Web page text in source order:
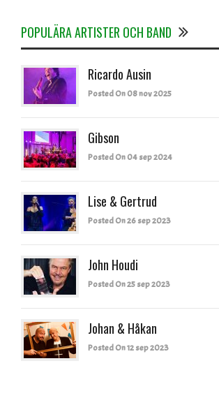
POPULÄRA ARTISTER OCH BAND
Ricardo Ausin
Posted On 08 nov 2025
Gibson
Posted On 04 sep 2024
Lise & Gertrud
Posted On 26 sep 2023
John Houdi
Posted On 25 sep 2023
Johan & Håkan
Posted On 12 sep 2023